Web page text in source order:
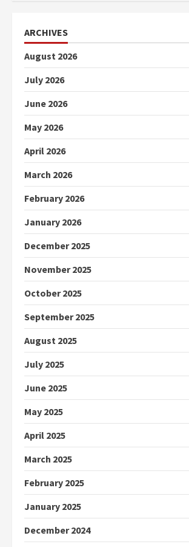
ARCHIVES
August 2026
July 2026
June 2026
May 2026
April 2026
March 2026
February 2026
January 2026
December 2025
November 2025
October 2025
September 2025
August 2025
July 2025
June 2025
May 2025
April 2025
March 2025
February 2025
January 2025
December 2024